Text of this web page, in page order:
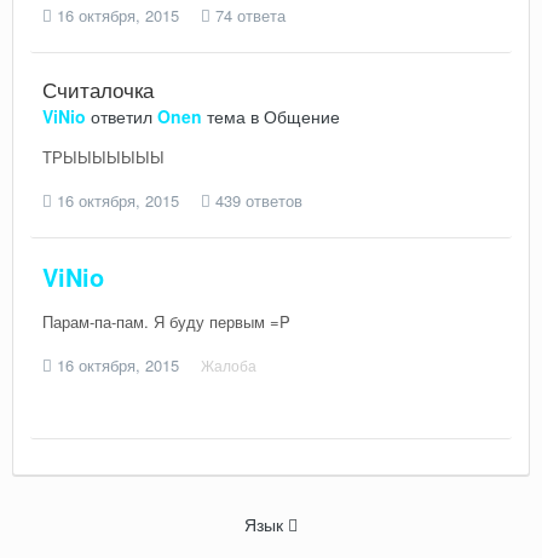
16 октября, 2015
74 ответа
Считалочка
ViNio ответил Onen тема в Общение
ТРЫЫЫЫЫЫЫ
16 октября, 2015
439 ответов
ViNio
Парам-па-пам. Я буду первым =P
16 октября, 2015
Жалоба
Язык